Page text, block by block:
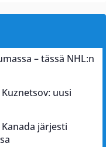
– tässä NHL:n
uusi
järjesti